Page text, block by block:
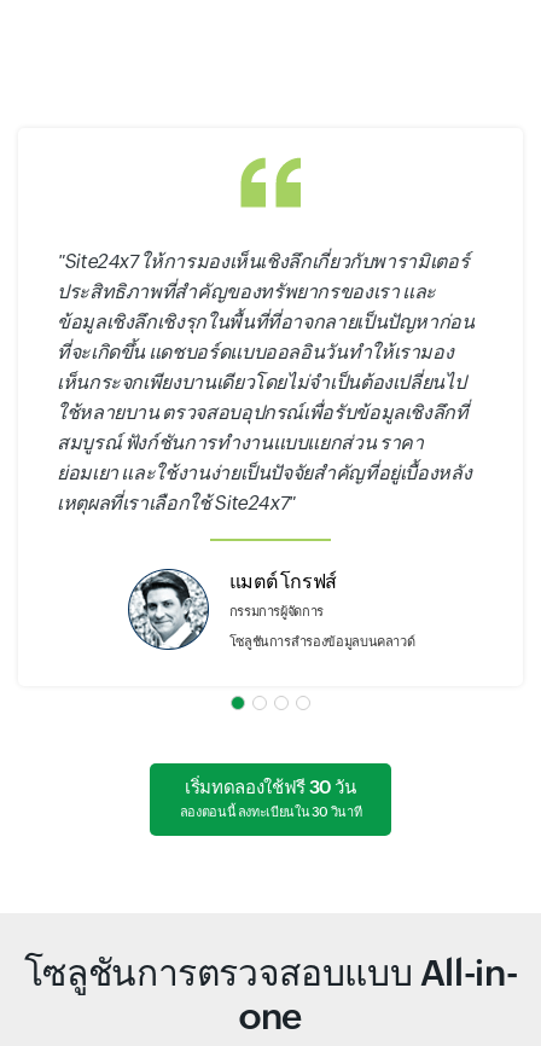
"Site24x7 ให้การมองเห็นเชิงลึกเกี่ยวกับพารามิเตอร์
ประสิทธิภาพที่สำคัญของทรัพยากรของเรา และ
ข้อมูลเชิงลึกเชิงรุกในพื้นที่ที่อาจกลายเป็นปัญหาก่อน
ที่จะเกิดขึ้น แดชบอร์ดแบบออลอินวันทำให้เรามอง
เห็นกระจกเพียงบานเดียวโดยไม่จำเป็นต้องเปลี่ยนไป
ใช้หลายบาน ตรวจสอบอุปกรณ์เพื่อรับข้อมูลเชิงลึกที่
สมบูรณ์ ฟังก์ชันการทำงานแบบแยกส่วน ราคา
ย่อมเยา และใช้งานง่ายเป็นปัจจัยสำคัญที่อยู่เบื้องหลัง
เหตุผลที่เราเลือกใช้ Site24x7"
แมตต์ โกรฟส์
กรรมการผู้จัดการ
โซลูชันการสำรองข้อมูลบนคลาวด์
เริ่มทดลองใช้ฟรี 30 วัน
ลองตอนนี้ ลงทะเบียนใน 30 วินาที
โซลูชันการตรวจสอบแบบ All-in-
one